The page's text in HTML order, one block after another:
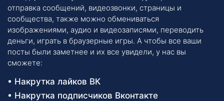
отправка сообщений, видеозвонки, страницы и
сообщества, также можно обмениваться
изображениями, аудио и видеозаписями, переводить
деньги, играть в браузерные игры. А чтобы все ваши
посты были заметнее и их все увидели, у нас вы
сможете:
Накрутка лайков ВК
Накрутка подписчиков Вконтакте